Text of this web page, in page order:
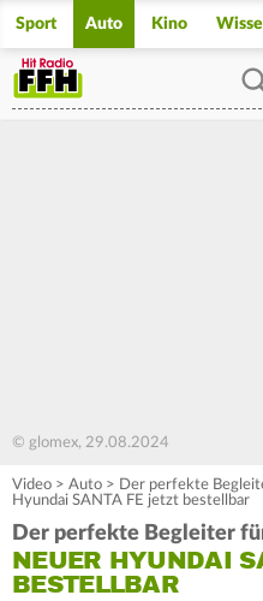
Sport Auto Kino
© glomex, 29.08.2024
Video > Auto > Der perfekte
Hyundai SANTA FE jetzt bestellbar
Der perfekte Begleiter
NEUER HYUNDAI
BESTELLBAR